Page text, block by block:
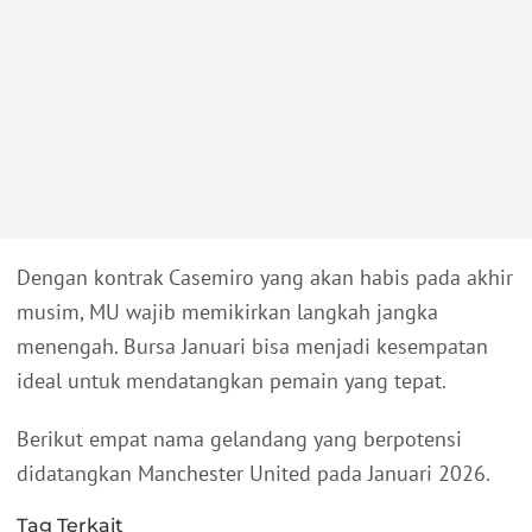
Dengan kontrak Casemiro yang akan habis pada akhir
musim, MU wajib memikirkan langkah jangka
menengah. Bursa Januari bisa menjadi kesempatan
ideal untuk mendatangkan pemain yang tepat.
Berikut empat nama gelandang yang berpotensi
didatangkan Manchester United pada Januari 2026.
Tag Terkait